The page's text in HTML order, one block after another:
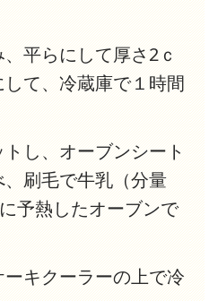
平らにして厚さ2ｃ
て、冷蔵庫で１時間
し、オーブンシート
刷毛で牛乳（分量
予熱したオーブンで
キクーラーの上で冷